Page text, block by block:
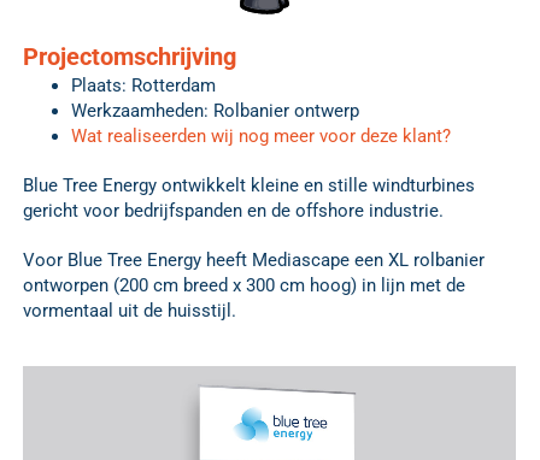
Projectomschrijving
Plaats: Rotterdam
Werkzaamheden: Rolbanier ontwerp
Wat realiseerden wij nog meer voor deze klant?
Blue Tree Energy ontwikkelt kleine en stille windturbines
gericht voor bedrijfspanden en de offshore industrie.
Voor Blue Tree Energy heeft Mediascape een XL rolbanier
ontworpen (200 cm breed x 300 cm hoog) in lijn met de
vormentaal uit de huisstijl.